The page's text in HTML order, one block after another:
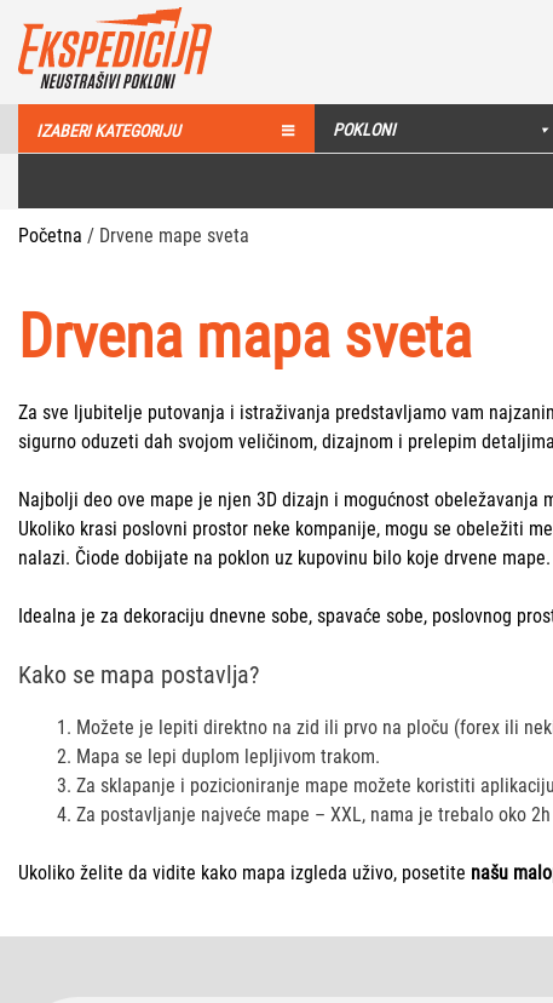
IZABERI KATEGORIJU POKLONI
Početna / Drvene mape sveta
Drvena mapa sveta
Za sve ljubitelje putovanja i istraživanja predstavljamo vam
sigurno oduzeti dah svojom veličinom, dizajnom i prelepim
Najbolji deo ove mape je njen 3D dizajn i mogućnost obeležavanja
Ukoliko krasi poslovni prostor neke kompanije, mogu se obeležiti
nalazi. Čiode dobijate na poklon uz kupovinu bilo koje drvene mape.
Idealna je za dekoraciju dnevne sobe, spavaće sobe, poslovnog
Kako se mapa postavlja?
Možete je lepiti direktno na zid ili prvo na ploču (forex ili
Mapa se lepi duplom lepljivom trakom.
Za sklapanje i pozicioniranje mape možete koristiti aplikaciju
Za postavljanje najveće mape – XXL, nama je trebalo oko
Ukoliko želite da vidite kako mapa izgleda uživo, posetite našu